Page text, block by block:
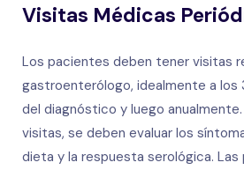
Visitas Médicas
Los pacientes deben tener visitas
gastroenterólogo, idealmente a
del diagnóstico y luego
visitas, se deben evaluar los
dieta y la respuesta serológica. Las